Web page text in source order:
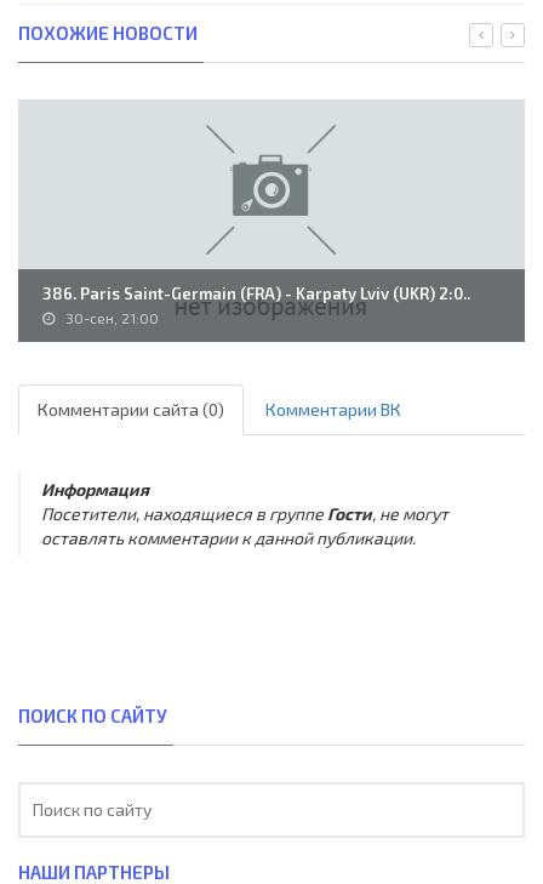
ПОХОЖИЕ НОВОСТИ
386. Paris Saint-Germain (FRA) - Karpaty Lviv (UKR) 2:0..
30-сен, 21:00
Комментарии сайта (0) Комментарии ВК
Информация
Посетители, находящиеся в группе Гости, не могут
оставлять комментарии к данной публикации.
ПОИСК ПО САЙТУ
НАШИ ПАРТНЕРЫ